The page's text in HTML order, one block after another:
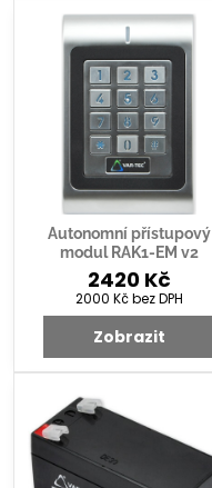
Autonomní přístupový
modul RAK1-EM v2
2420 Kč
2000 Kčbez DPH
Zobrazit